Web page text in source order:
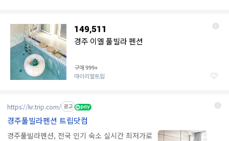
149,511
경주 이엘 풀빌라 펜션
구매999+
마이리얼트립
https://kr.trip.com/ 광고
경주풀빌라펜션 트립닷컴
경주풀빌라펜션, 전국 인기 숙소 실시간 최저가로